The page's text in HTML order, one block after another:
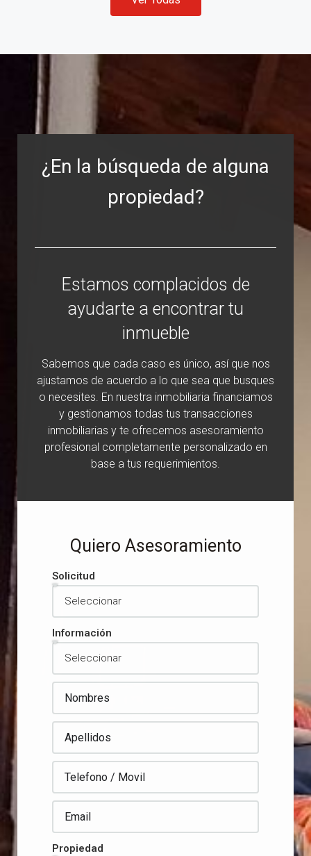
¿En la búsqueda de alguna
propiedad?
Estamos complacidos de
ayudarte a encontrar tu
inmueble
Sabemos que cada caso es único, así que nos
ajustamos de acuerdo a lo que sea que busques
o necesites. En nuestra inmobiliaria financiamos
y gestionamos todas tus transacciones
inmobiliarias y te ofrecemos asesoramiento
profesional completamente personalizado en
base a tus requerimientos.
Quiero Asesoramiento
Solicitud
Información
Propiedad